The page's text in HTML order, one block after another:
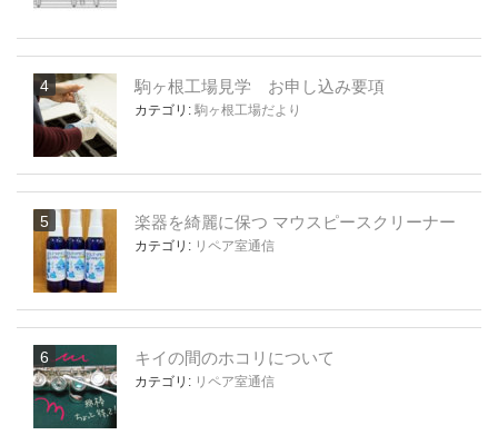
駒ヶ根工場見学 お申し込み要項
カテゴリ: 駒ヶ根工場だより
楽器を綺麗に保つ マウスピースクリーナー
カテゴリ: リペア室通信
キイの間のホコリについて
カテゴリ: リペア室通信